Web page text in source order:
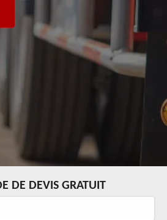
DE DEVIS GRATUIT